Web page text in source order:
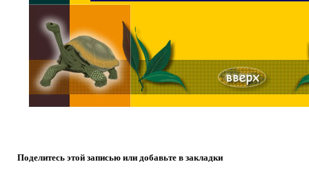
Поделитесь этой записью или добавьте в закладки